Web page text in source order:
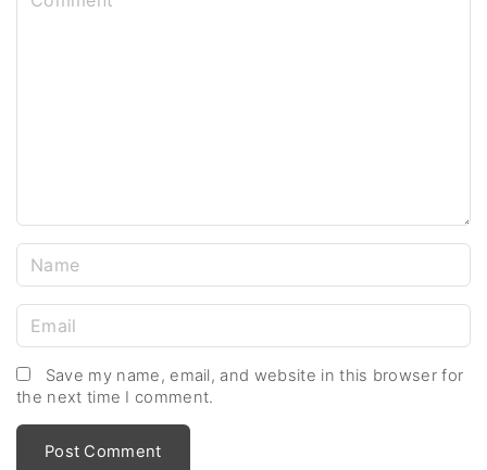
a
m
*
m
a
i
l
Save my name, email, and website in this browser for
the next time I comment.